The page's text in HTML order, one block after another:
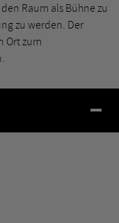
Raum als Bühne zu
zu werden. Der
Ort zum